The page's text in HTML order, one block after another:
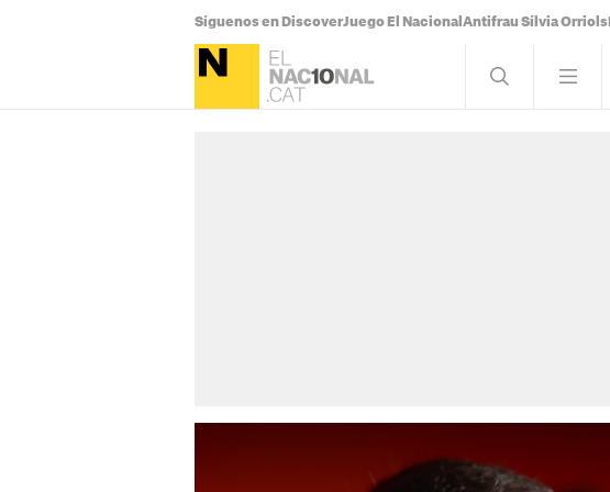
Síguenos en DiscoverJuego El Nacional Antifrau Sílvia Orriols